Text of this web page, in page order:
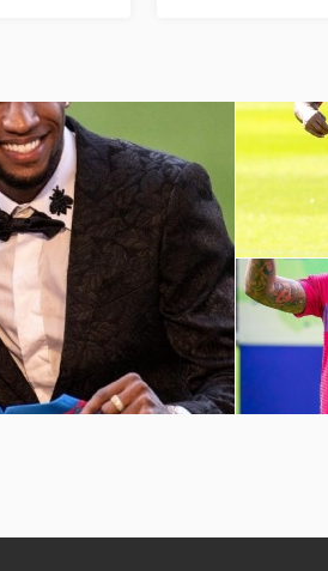
巴萨球员